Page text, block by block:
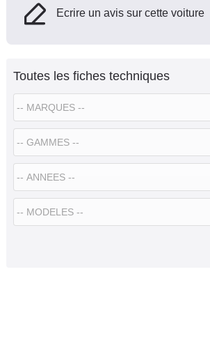
Ecrire un avis sur cette voiture
Toutes les fiches techniques